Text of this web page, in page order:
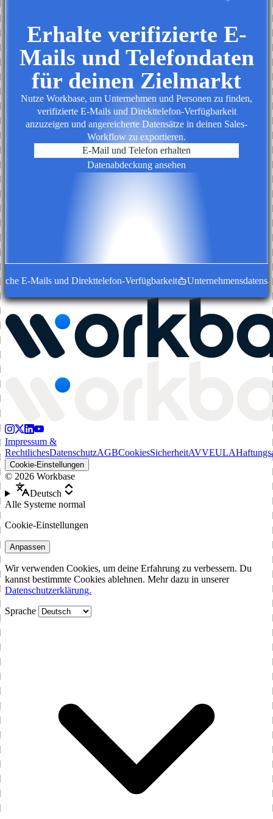
Erhalte verifizierte E-
Mails und Telefondaten
für deinen Zielmarkt
Nutze Workbase, um Unternehmen und Personen zu finden,
verifizierte E-Mails und Direkttelefon-Verfügbarkeit
anzuzeigen und angereicherte Datensätze in deinen Sales-
Workflow zu exportieren.
E-Mail und Telefon erhalten
Datenabdeckung ansehen
E-Mails und Direkttelefon-Verfügbarkeit Unternehmensdatensätze
Impressum &
RechtlichesDatenschutzAGBCookiesSicherheitAVVEULA
Cookie-Einstellungen
© 2026 Workbase
Deutsch
Alle Systeme normal
Cookie-Einstellungen
Anpassen
Wir verwenden Cookies, um deine Erfahrung zu verbessern. Du
kannst bestimmte Cookies ablehnen. Mehr dazu in unserer
Datenschutzerklärung.
Sprache